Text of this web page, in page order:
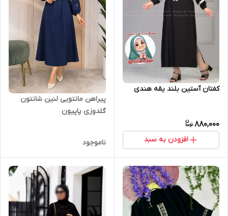
کفتان آستین بلند یقه هندی
880,000
افزودن به سبد
پیراهن مانتویی لنین شانتون
گلدوزی پاپیون
ناموجود